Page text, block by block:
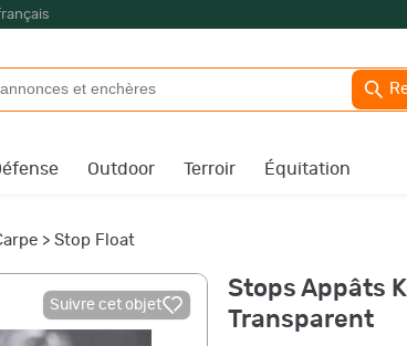
Outdoor Terroir Équitation
> Stop Float
Suivre cet objet
Stops Appâts
Transparent